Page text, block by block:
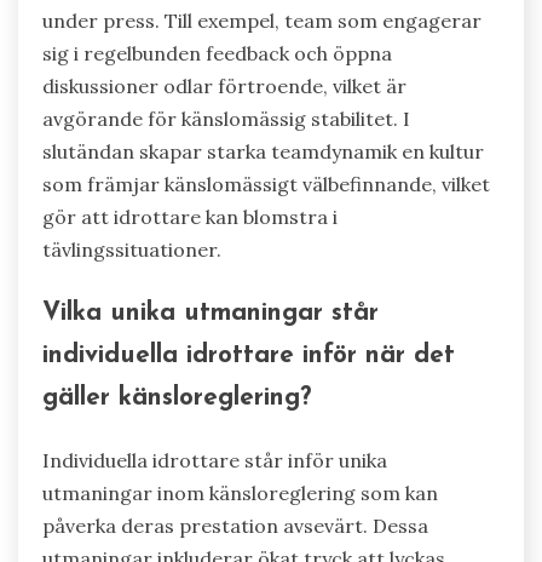
under press. Till exempel, team som engagerar
sig i regelbunden feedback och öppna
diskussioner odlar förtroende, vilket är
avgörande för känslomässig stabilitet. I
slutändan skapar starka teamdynamik en kultur
som främjar känslomässigt välbefinnande, vilket
gör att idrottare kan blomstra i
tävlingssituationer.
Vilka unika utmaningar står
individuella idrottare inför när det
gäller känsloreglering?
Individuella idrottare står inför unika
utmaningar inom känsloreglering som kan
påverka deras prestation avsevärt. Dessa